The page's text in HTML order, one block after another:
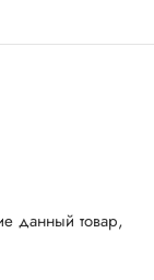
данный товар,